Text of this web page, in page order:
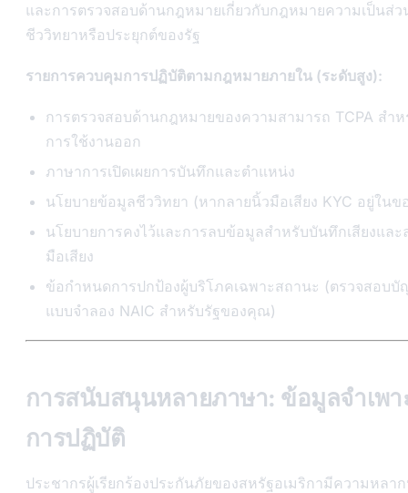
และการตรวจสอบด้านกฎหมายเกี่ยวกับกฎหมายความเป็นส่ว
ชีววิทยาหรือประยุกต์ของรัฐ
รายการควบคุมการปฏิบัติตามกฎหมายภายใน (ระดับสูง):
การตรวจสอบด้านกฎหมายของความสามารถ TCPA สำ
การใช้งานออก
ภาษาการเปิดเผยการบันทึกและตำแหน่ง
นโยบายข้อมูลชีววิทยา (หากลายนิ้วมือเสียง KYC อยู่ในข
นโยบายการคงไว้และการลบข้อมูลสำหรับบันทึกเสียงและ
มือเสียง
ข้อกำหนดการปกป้องผู้บริโภคเฉพาะสถานะ (ตรวจสอบ
แบบจำลอง NAIC สำหรับรัฐของคุณ)
การสนับสนุนหลายภาษา: ข้อมูลจำเพา
การปฏิบัติ
ประชากรผู้เรียกร้องประกันภัยของสหรัฐอเมริกามีความหลา